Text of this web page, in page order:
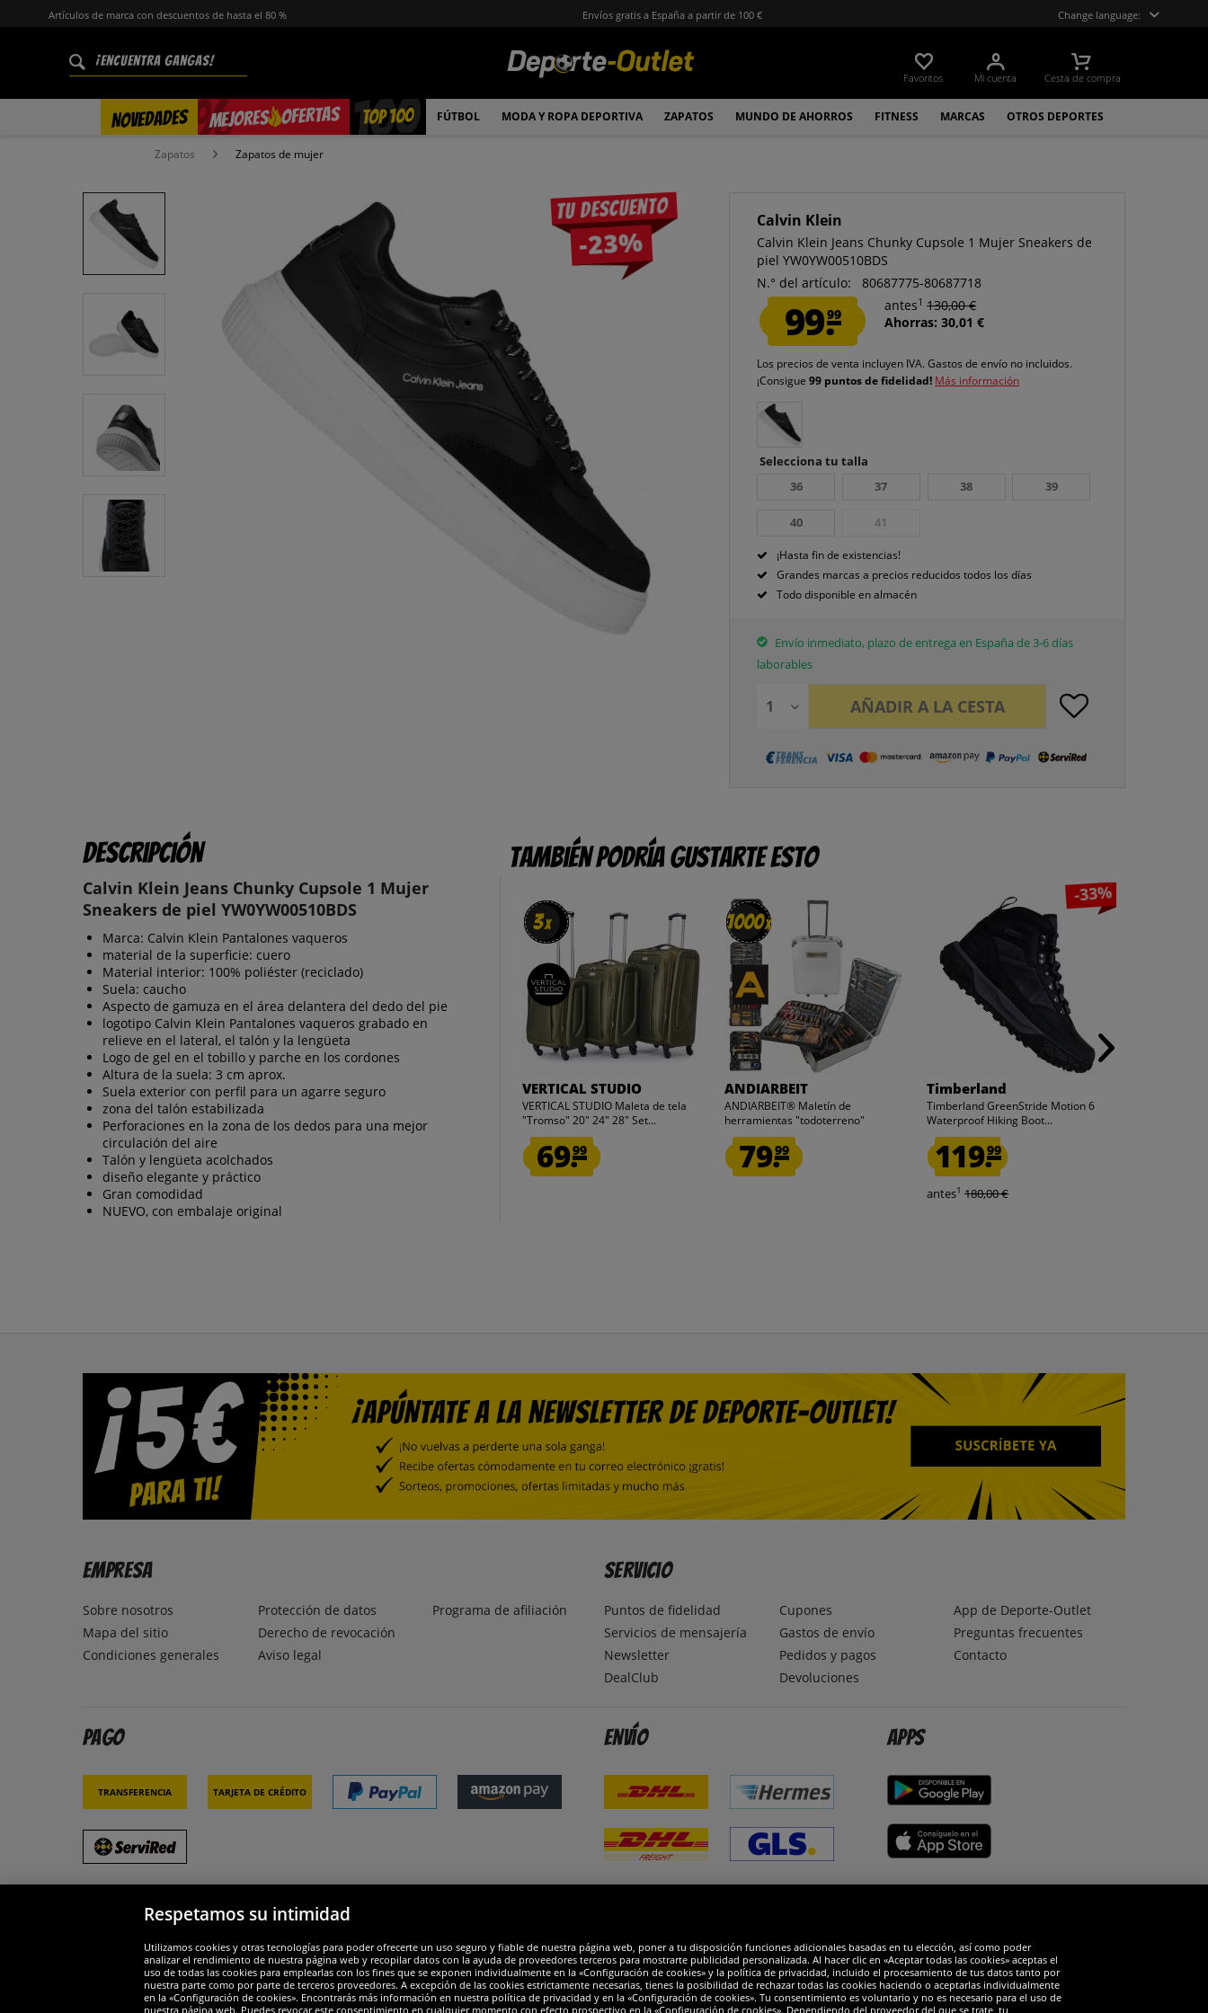
Artículos de marca con descuentos de hasta el 80 % Envíos gratis a España a partir de 100 € Change language:
Favoritos Mi cuenta Cesta de compra
NOVEDADES MEJORES OFERTAS
% TOP 100 FÚTBOL MODA Y ROPA DEPORTIVA ZAPATOS MUNDO DE AHORROS FITNESS MARCAS OTROS DEPORTES
Zapatos Zapatos de mujer
Tu descuento
-23%
Calvin Klein
Calvin Klein Jeans Chunky Cupsole 1 Mujer Sneakers de
piel YW0YW00510BDS
N.° del artículo:
80687775-80687718
99.99
antes1 130,00 €
Ahorras: 30,01 €
Los precios de venta incluyen IVA.Gastos de envío no incluidos.
¡Consigue99 puntos de fidelidad! Más información
Selecciona tu talla
36
37 38 39
40 41
¡Hasta fin de existencias!
Grandes marcas a precios reducidos todos los días
Todo disponible en almacén
Envío inmediato, plazo de entrega en España de 3-6 días
laborables
AÑADIR A LA CESTA
Descripción
Calvin Klein Jeans Chunky Cupsole 1 Mujer
Sneakers de piel YW0YW00510BDS
Marca: Calvin Klein Pantalones vaqueros
material de la superficie: cuero
Material interior: 100% poliéster (reciclado)
Suela: caucho
Aspecto de gamuza en el área delantera del dedo del pie
logotipo Calvin Klein Pantalones vaqueros grabado en
relieve en el lateral, el talón y la lengüeta
Logo de gel en el tobillo y parche en los cordones
Altura de la suela: 3 cm aprox.
Suela exterior con perfil para un agarre seguro
zona del talón estabilizada
Perforaciones en la zona de los dedos para una mejor
circulación del aire
Talón y lengüeta acolchados
diseño elegante y práctico
Gran comodidad
NUEVO, con embalaje original
También podría gustarte esto
3x
3x
VERTICAL STUDIO
VERTICAL STUDIO Maleta de tela
"Tromso" 20" 24" 28" Set...
69.99
1000x
1000x
ANDIARBEIT
ANDIARBEIT® Maletín de
herramientas "todoterreno"
Trolley...
79.99
-33%
Timberland
Timberland GreenStride Motion 6
Waterproof Hiking Boot...
119.99
antes1 180,00 €
Empresa
Sobre nosotros
Mapa del sitio
Condiciones generales
Protección de datos
Derecho de revocación
Aviso legal
Programa de afiliación
Servicio
Puntos de fidelidad
Servicios de mensajería
Newsletter
DealClub
Cupones
Gastos de envío
Pedidos y pagos
Devoluciones
App de Deporte-Outlet
Preguntas frecuentes
Contacto
Pago
Transferencia Tarjeta de crédito
Envío Apps
Respetamos su intimidad
Utilizamos cookies y otras tecnologías para poder ofrecerte un uso seguro y fiable de nuestra página web, poner a tu disposición funciones adicionales basadas en tu elección, así como poder
analizar el rendimiento de nuestra página web y recopilar datos con la ayuda de proveedores terceros para mostrarte publicidad personalizada. Al hacer clic en «Aceptar todas las cookies» aceptas el
uso de todas las cookies para emplearlas con los fines que se exponen individualmente en la «Configuración de cookies» y la política de privacidad, incluido el procesamiento de tus datos tanto por
nuestra parte como por parte de terceros proveedores. A excepción de las cookies estrictamente necesarias, tienes la posibilidad de rechazar todas las cookies haciendo o aceptarlas individualmente
en la «Configuración de cookies». Encontrarás más información en nuestra política de privacidad y en la «Configuración de cookies». Tu consentimiento es voluntario y no es necesario para el uso de
nuestra página web. Puedes revocar este consentimiento en cualquier momento con efecto prospectivo en la «Configuración de cookies». Dependiendo del proveedor del que se trate, tu